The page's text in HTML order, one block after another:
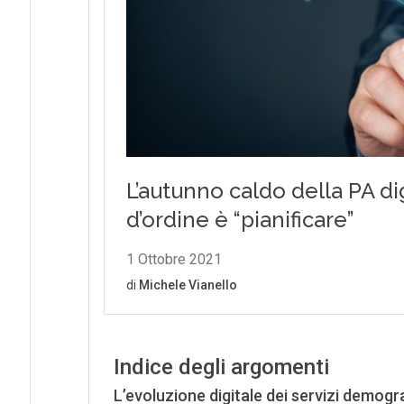
Indice degli argomenti
L’evoluzione digitale dei servizi